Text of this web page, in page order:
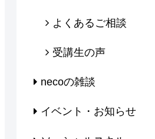
よくあるご相談
受講生の声
necoの雑談
イベント・お知らせ